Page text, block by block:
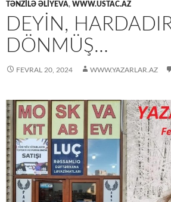
TƏNZILƏ ƏLIYEVA, WWW.USTAC.AZ
DEYIN,
DÖNMÜŞ…
FEVRAL 20, 2024 WWW.YAZARLAR.AZ